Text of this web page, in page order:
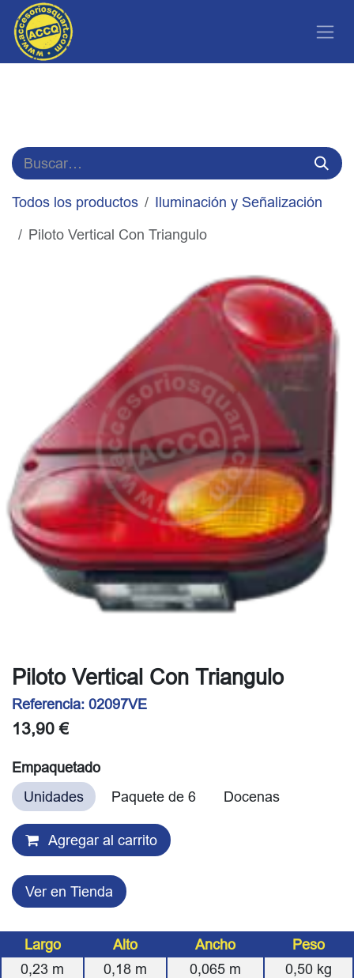
Ir al contenido
Todos los productos
Iluminación y Señalización
Piloto Vertical Con Triangulo
Piloto Vertical Con Triangulo
Referencia: 02097VE
13,90 €
Empaquetado
Unidades
Paquete de 6 Docenas
Agregar al carrito
Ver en Tienda
Largo Alto Ancho
Peso
0,23 m 0,18 m 0,065 m 0,50 kg